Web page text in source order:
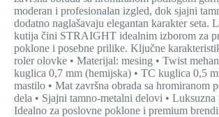
moderan i profesionalan izgled, dok sjajni
dodatno naglašavaju elegantan karakter seta.
kutija čini STRAIGHT idealnim izborom za
poklone i posebne prilike. Ključne
roler olovke • Materijal: mesing • Twist
kuglica 0,7 mm (hemijska) • TC kuglica 0,5
mastilo • Mat završna obrada sa hromiranom
dela • Sjajni tamno-metalni delovi •
Idealno za poslovne poklone i premium